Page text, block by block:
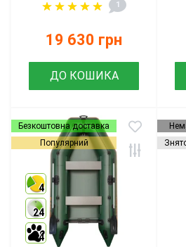
1
19 630 грн
ДО КОШИКА
Безкоштовна доставка
Популярний
4
24
4